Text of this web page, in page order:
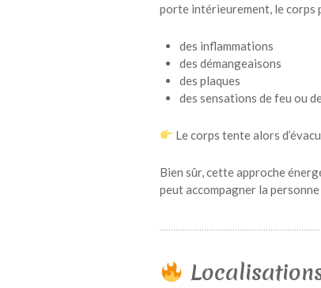
porte intérieurement, le corps
des inflammations
des démangeaisons
des plaques
des sensations de feu ou
Le corps tente alors
Bien sûr, cette approche
peut accompagner la